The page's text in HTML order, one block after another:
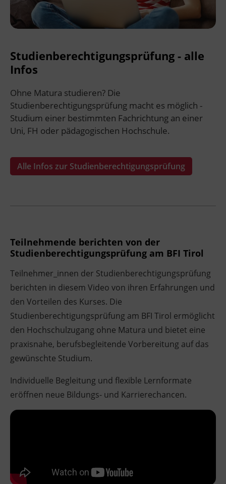
Studienberechtigungsprüfung - alle
Infos
Ohne Matura studieren? Die
Studienberechtigungsprüfung macht es möglich -
Studium einer bestimmten Fachrichtung an einer
Uni, FH oder pädagogischen Hochschule.
Alle Infos zur Studienberechtigungsprüfung
Teilnehmende berichten von der
Studienberechtigungsprüfung am BFI Tirol
Teilnehmer_innen der Studienberechtigungsprüfung
berichten in diesem Video von ihren Erfahrungen und
den Vorteilen des Kurses. Die
Studienberechtigungsprüfung am BFI Tirol ermöglicht
den Hochschulzugang ohne Matura und bietet eine
praxisnahe, berufsbegleitende Vorbereitung auf das
gewünschte Studium.
Individuelle Begleitung und flexible Lernformate
eröffnen neue Bildungs- und Karrierechancen.